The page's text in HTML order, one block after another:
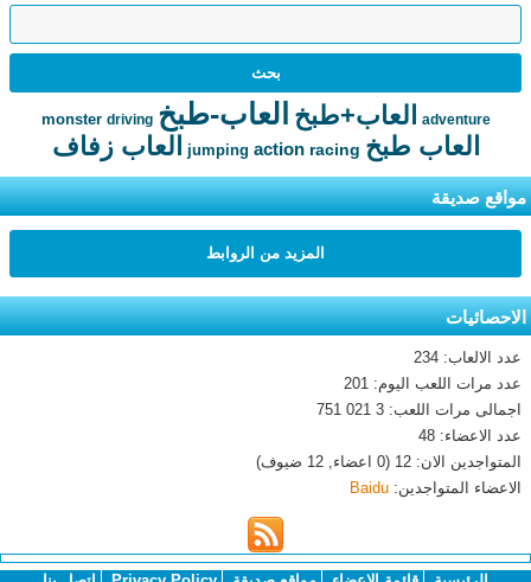
adventure العاب+طبخ العاب-طبخ monster driving
العاب طبخ jumping action racing العاب زفاف
مواقع صديقة
المزيد من الروابط
الاحصائيات
عدد الالعاب: 234
عدد مرات اللعب اليوم: 201
اجمالى مرات اللعب: 3 021 751
عدد الاعضاء: 48
المتواجدين الان: 12 (0 اعضاء, 12 ضيوف)
الاعضاء المتواجدين: Baidu